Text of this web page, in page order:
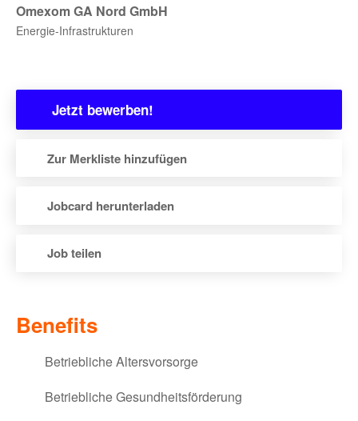
Über uns
Omexom GA Nord GmbH
Energie-Infrastrukturen
Jetzt bewerben!
Zur Merkliste hinzufügen
Jobcard herunterladen
Job teilen
via XING teilen
via LinkedIn teilen
via Facebook teilen
Benefits
Betriebliche Altersvorsorge
Betriebliche Gesundheitsförderung